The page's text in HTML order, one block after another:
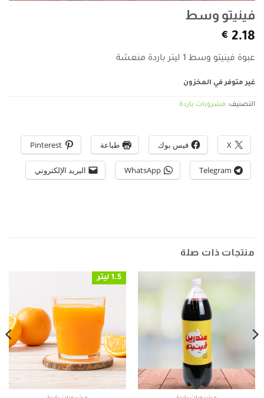
فينيتو وسط
2.18
€
عبوة فينيتو وسط 1 ليتر باردة منعشة
غير متوفر في المخزون
التصنيف: مشروبات باردة
X فيس بوك طباعة Pinterest
Telegram
WhatsApp البريد الإلكتروني
منتجات ذات صلة
1.5 ليتر